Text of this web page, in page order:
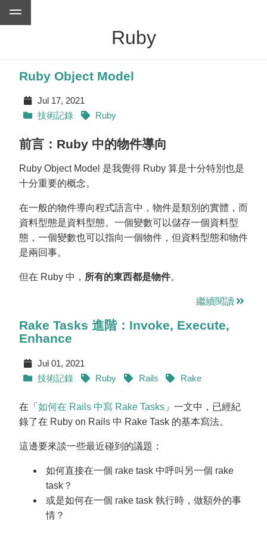
Ruby
Ruby Object Model
Jul 17, 2021
技術記錄
Ruby
前言：Ruby 中的物件導向
Ruby Object Model 是我覺得 Ruby 算是十分特別也是
十分重要的概念。
在一般的物件導向程式語言中，物件是類別的實體，而
資料型態是資料型態。一個變數可以儲存一個資料型
態，一個變數也可以指向一個物件，但資料型態和物件
是兩回事。
但在 Ruby 中， 所有的東西都是物件。
繼續閱讀
Rake Tasks 進階：Invoke, Execute,
Enhance
Jul 01, 2021
技術記錄
Ruby Rails Rake
在「 如何在 Rails 中寫 Rake Tasks 」一文中，已經紀
錄了在 Ruby on Rails 中 Rake Task 的基本寫法。
這邊要來談一些最近碰到的議題：
如何直接在一個 rake task 中呼叫另一個 rake
task？
或是如何在一個 rake task 執行時，做額外的事
情？